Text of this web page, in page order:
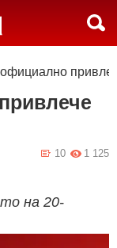
1 125
10
на 20-